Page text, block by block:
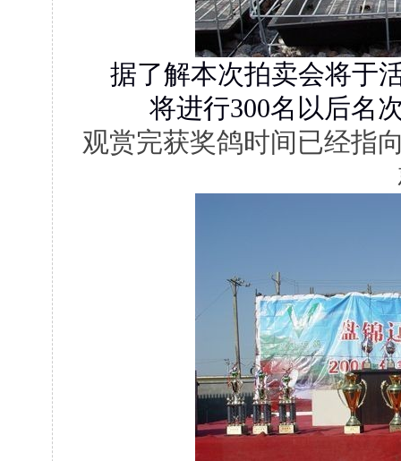
据了解本次拍卖会将于
将进行300名以后名
观赏完获奖鸽时间已经指